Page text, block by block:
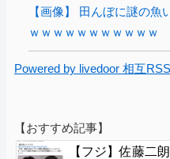
【画像】 田んぼに謎の
ｗｗｗｗｗｗｗｗｗｗｗ
Powered by livedoor 相互RSS
【おすすめ記事】
【フジ】佐藤二